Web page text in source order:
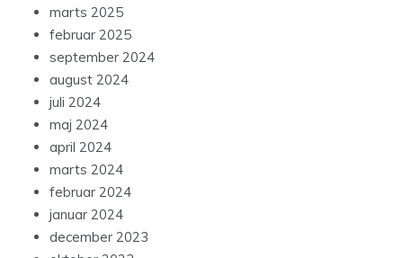
marts 2025
februar 2025
september 2024
august 2024
juli 2024
maj 2024
april 2024
marts 2024
februar 2024
januar 2024
december 2023